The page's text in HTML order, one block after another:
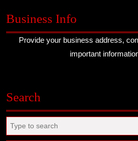
Business Info
Provide your business address,
important
Search
for: